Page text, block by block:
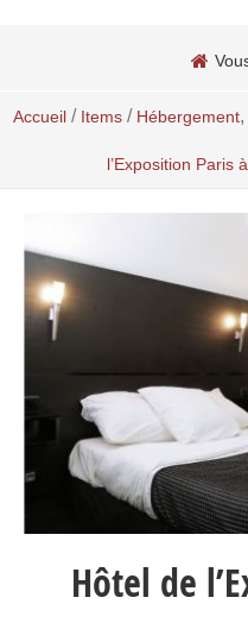
Accueil / Items / Hébergement,
l’Exposition Paris
Hôtel de